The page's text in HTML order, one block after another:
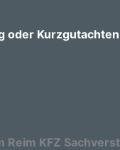
oder
Reim KFZ